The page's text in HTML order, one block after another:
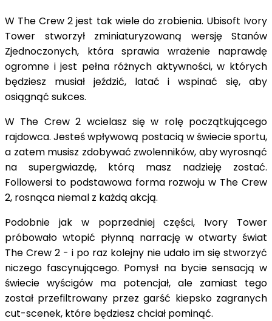
W The Crew 2 jest tak wiele do zrobienia. Ubisoft Ivory
Tower stworzył zminiaturyzowaną wersję Stanów
Zjednoczonych, która sprawia wrażenie naprawdę
ogromne i jest pełna różnych aktywności, w których
będziesz musiał jeździć, latać i wspinać się, aby
osiągnąć sukces.
W The Crew 2 wcielasz się w rolę początkującego
rajdowca. Jesteś wpływową postacią w świecie sportu,
a zatem musisz zdobywać zwolenników, aby wyrosnąć
na supergwiazdę, którą masz nadzieję zostać.
Followersi to podstawowa forma rozwoju w The Crew
2, rosnąca niemal z każdą akcją.
Podobnie jak w poprzedniej części, Ivory Tower
próbowało wtopić płynną narrację w otwarty świat
The Crew 2 - i po raz kolejny nie udało im się stworzyć
niczego fascynującego. Pomysł na bycie sensacją w
świecie wyścigów ma potencjał, ale zamiast tego
został przefiltrowany przez garść kiepsko zagranych
cut-scenek, które będziesz chciał pominąć.